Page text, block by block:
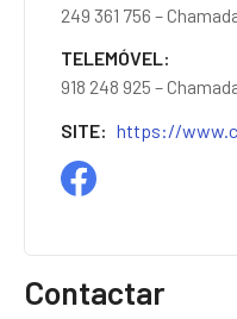
249 361 756 –
TELEMÓVEL
918 248 925 –
SITE
https://
Contactar